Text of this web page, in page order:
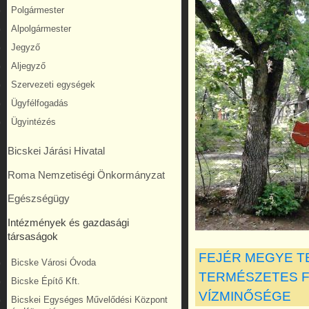
Polgármester
Alpolgármester
Jegyző
Aljegyző
Szervezeti egységek
Ügyfélfogadás
Ügyintézés
Bicskei Járási Hivatal
Roma Nemzetiségi Önkormányzat
Egészségügy
Intézmények és gazdasági
társaságok
Bicske Városi Óvoda
Bicske Építő Kft.
Bicskei Egységes Művelődési Központ
FEJÉR MEGYE
TERMÉSZETES
VÍZMINŐSÉGE